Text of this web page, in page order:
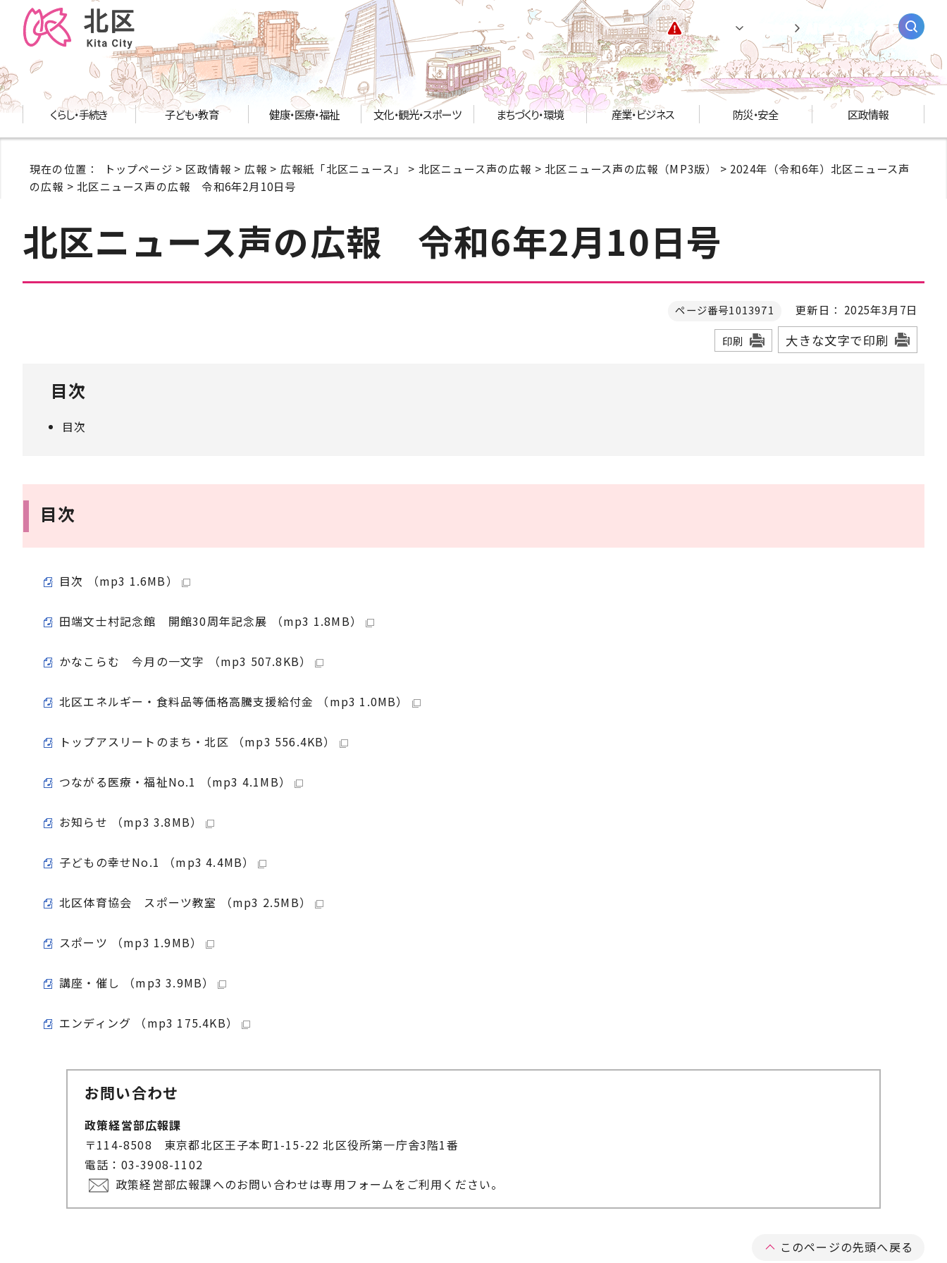
緊急情報 AIチャットボット
くらし・手続き 子ども・教育 健康・医療・福祉 文化・観光・スポーツ まちづくり・環境 産業・ビジネス 防災・安全 区政情報
現在の位置： トップページ > 区政情報 > 広報 > 広報紙「北区ニュース」 > 北区ニュース声の広報 >北区ニュース声の広報（MP3版） > 2024年（令和6年）北区ニュース声
の広報 > 北区ニュース声の広報 令和6年2月10日号
北区ニュース声の広報 令和6年2月10日号
ページ番号1013971 更新日： 2025年3月7日
印刷 大きな文字で印刷
目次
目次
目次
目次 （mp3 1.6MB）
田端文士村記念館 開館30周年記念展 （mp3 1.8MB）
かなこらむ 今月の一文字 （mp3 507.8KB）
北区エネルギー・食料品等価格高騰支援給付金 （mp3 1.0MB）
トップアスリートのまち・北区 （mp3 556.4KB）
つながる医療・福祉No.1 （mp3 4.1MB）
お知らせ （mp3 3.8MB）
子どもの幸せNo.1 （mp3 4.4MB）
北区体育協会 スポーツ教室 （mp3 2.5MB）
スポーツ （mp3 1.9MB）
講座・催し （mp3 3.9MB）
エンディング （mp3 175.4KB）
お問い合わせ
政策経営部広報課
〒114-8508 東京都北区王子本町1-15-22 北区役所第一庁舎3階1番
電話：03-3908-1102
政策経営部広報課へのお問い合わせは専用フォームをご利用ください。
このページの先頭へ戻る